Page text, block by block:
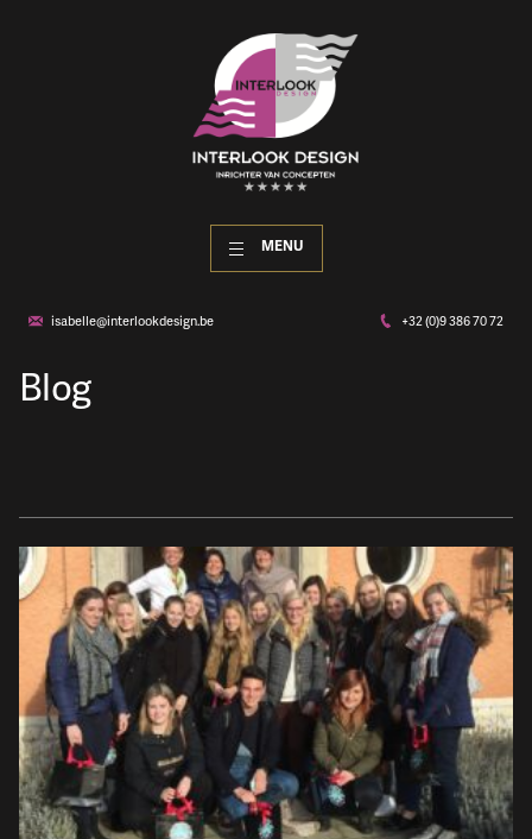
MENU
isabelle@interlookdesign.be +32 (0)9 386 70 72
Blog